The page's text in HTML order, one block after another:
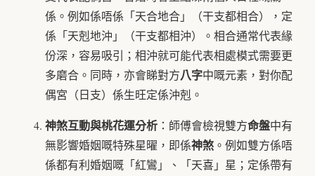
係。例如係唔係「天合地合」（干支都相合），定
係「天剋地沖」（干支都相沖）。相合通常代表緣
份深，容易吸引；相沖就可能代表相處模式需要更
多磨合。同時，亦會睇對方八字中嘅元素，對你配
偶宮（日支）係生旺定係沖剋。
神煞互動與桃花運分析 ：師傅會檢視雙方命盤中有
無影響婚姻嘅特殊星曜，即係神煞 。例如雙方係唔
係都有利婚姻嘅「紅鸞」、「天喜」星；定係帶有